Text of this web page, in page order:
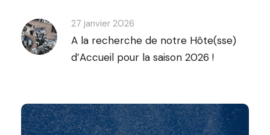
27 janvier 2026
A la recherche de notre Hôte(sse)
d’Accueil pour la saison 2026 !